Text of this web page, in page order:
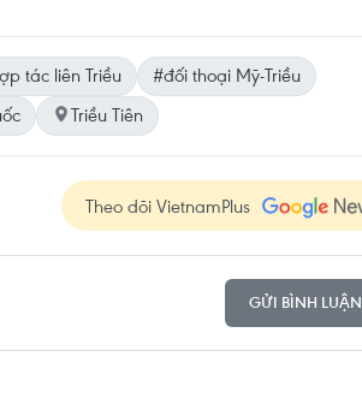
tác liên Triều
#đối thoại Mỹ-Triều
Triều Tiên
Theo dõi VietnamPlus
GỬI BÌNH LUẬN